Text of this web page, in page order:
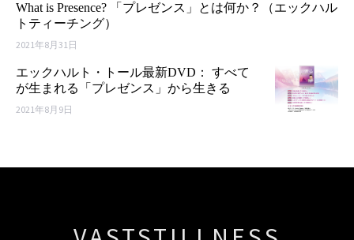
What is Presence? 「プレゼンス」とは何か？（エックハル
トティーチング）
2021年8月31日
エックハルト・トール最新DVD： すべて
が生まれる「プレゼンス」から生きる
2021年8月9日